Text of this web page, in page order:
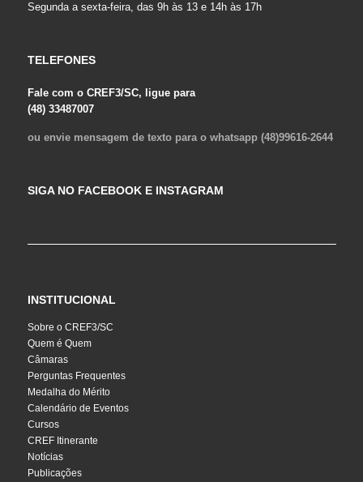
Segunda a sexta-feira, das 9h às 13 e 14h às 17h
TELEFONES
Fale com o CREF3/SC, ligue para
(48) 33487007
ou envie mensagem de texto para o whatsapp (48)99616-2644
SIGA NO FACEBOOK E INSTAGRAM
INSTITUCIONAL
Sobre o CREF3/SC
Quem é Quem
Câmaras
Perguntas Frequentes
Medalha do Mérito
Calendário de Eventos
Cursos
CREF Itinerante
Notícias
Publicações